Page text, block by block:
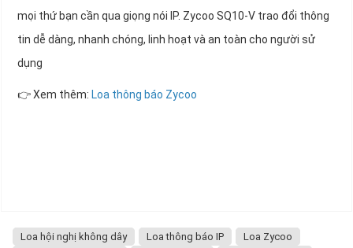
mọi thứ bạn cần qua giọng nói IP. Zycoo SQ10-V trao đổi thông
tin dễ dàng, nhanh chóng, linh hoạt và an toàn cho người sử
dụng
👉 Xem thêm: Loa thông báo Zycoo
Loa hội nghị không dây Loa thông báo IP
Loa Zycoo